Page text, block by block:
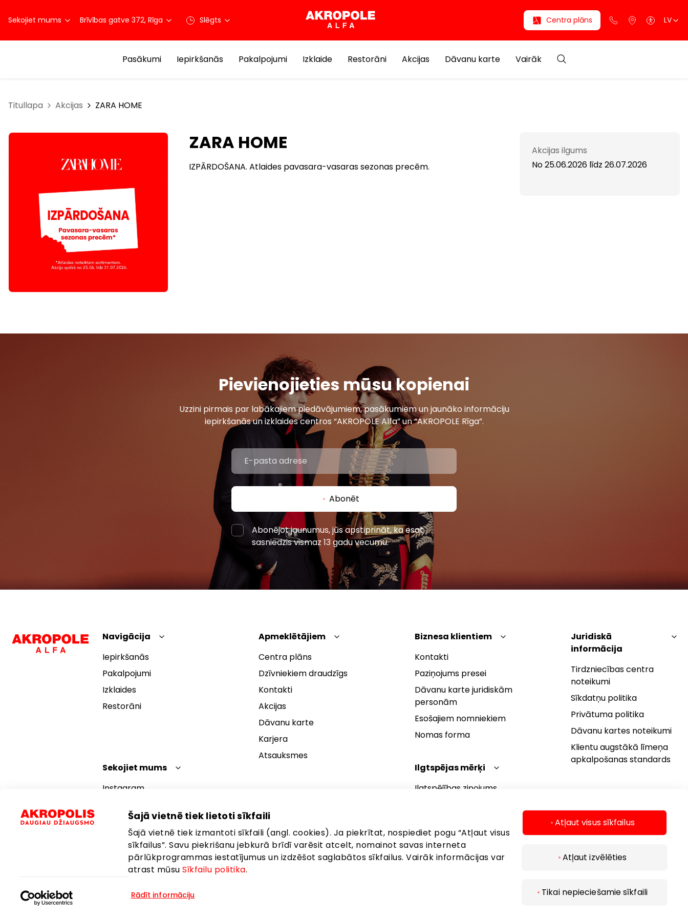
Šajā vietnē tiek lietoti sīkfaili
Šajā vietnē tiek izmantoti sīkfaili (angl. cookies). Ja piekrītat, nospiediet pogu “Atļaut visus
sīkfailus”. Savu piekrišanu jebkurā brīdī varēsit atcelt, nomainot savas interneta
pārlūkprogrammas iestatījumus un izdzēšot saglabātos sīkfailus. Vairāk informācijas var
atrast mūsu Sīkfailu politika.
Rādīt informāciju
Atļaut visus sīkfailus
Atļaut izvēlēties
Tikai nepieciešamie sīkfaili
Sekojiet mums Brīvības gatve 372, Rīga Slēgts Centra plāns LV
Pasākumi Iepirkšanās Pakalpojumi Izklaide Restorāni Akcijas Dāvanu karte Vairāk
Titullapa Akcijas ZARA HOME
ZARA HOME
IZPĀRDOŠANA. Atlaides pavasara-vasaras sezonas precēm.
Akcijas ilgums
No 25.06.2026 līdz 26.07.2026
Pievienojieties mūsu kopienai
Uzzini pirmais par labākajiem piedāvājumiem, pasākumiem un jaunāko informāciju
iepirkšanās un izklaides centros “AKROPOLE Alfa” un “AKROPOLE Rīga”.
Abonēt
Abonējot jaunumus, jūs apstiprināt, ka esat
sasniedzis vismaz 13 gadu vecumu.
Navigācija
Iepirkšanās
Pakalpojumi
Izklaides
Restorāni
Apmeklētājiem
Centra plāns
Dzīvniekiem draudzīgs
Kontakti
Akcijas
Dāvanu karte
Karjera
Atsauksmes
Biznesa klientiem
Kontakti
Paziņojums presei
Dāvanu karte juridiskām
personām
Esošajiem nomniekiem
Nomas forma
Ilgtspējas mērķi
Ilgtspējības ziņojums
Juridiskā
informācija
Tirdzniecības centra
noteikumi
Sīkdatņu politika
Privātuma politika
Dāvanu kartes noteikumi
Klientu augstākā līmeņa
apkalpošanas standards
Sekojiet mums
Instagram
YouTube
Valoda:Latviešu